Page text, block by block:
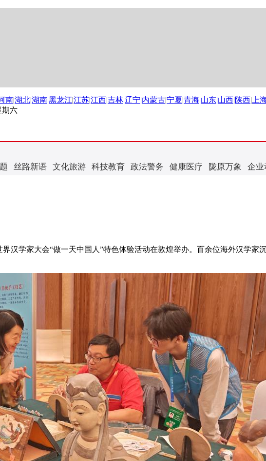
南|湖北|湖南|黑龙江|江苏|江西|吉林|辽宁|内蒙古|宁夏|青海|山东|山西|陕西| 上
期六
丝路新语 文化旅游 科技教育 政法警务 健康医疗 陇原万象 企业
学家大会“做一天中国人”特色体验活动在敦煌举办。百余位海外汉学家